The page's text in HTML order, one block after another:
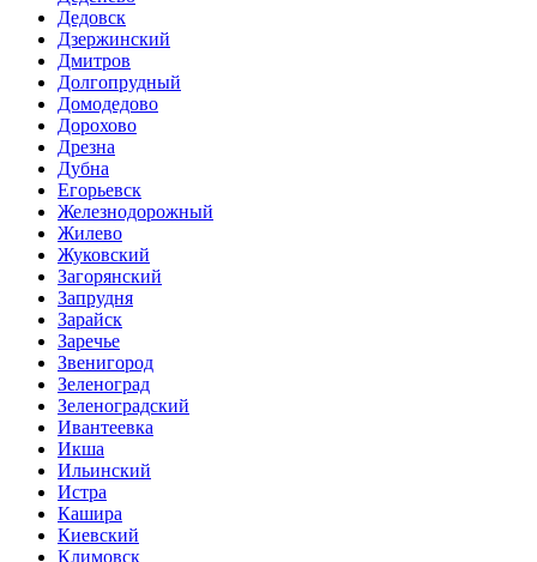
Дедовск
Дзержинский
Дмитров
Долгопрудный
Домодедово
Дорохово
Дрезна
Дубна
Егорьевск
Железнодорожный
Жилево
Жуковский
Загорянский
Запрудня
Зарайск
Заречье
Звенигород
Зеленоград
Зеленоградский
Ивантеевка
Икша
Ильинский
Истра
Кашира
Киевский
Климовск